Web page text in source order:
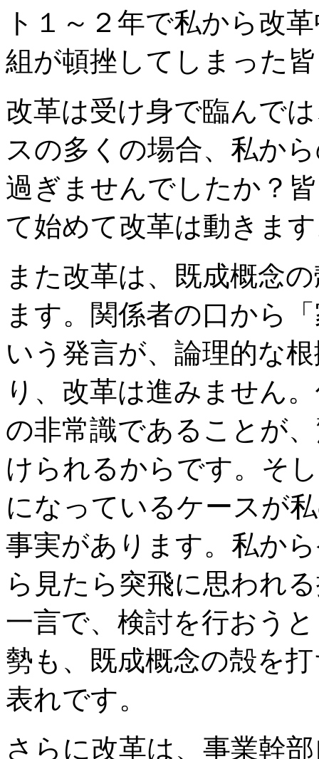
ト１～２年で私から改
組が頓挫してしまった
改革は受け身で臨んで
スの多くの場合、私か
過ぎませんでしたか？
て始めて改革は動きま
また改革は、既成概念
ます。関係者の口から
いう発言が、論理的な
り、改革は進みません
の非常識であることが
けられるからです。そ
になっているケースが
事実があります。私か
ら見たら突飛に思われ
一言で、検討を行おう
勢も、既成概念の殻を
表れです。
さらに改革は、事業幹